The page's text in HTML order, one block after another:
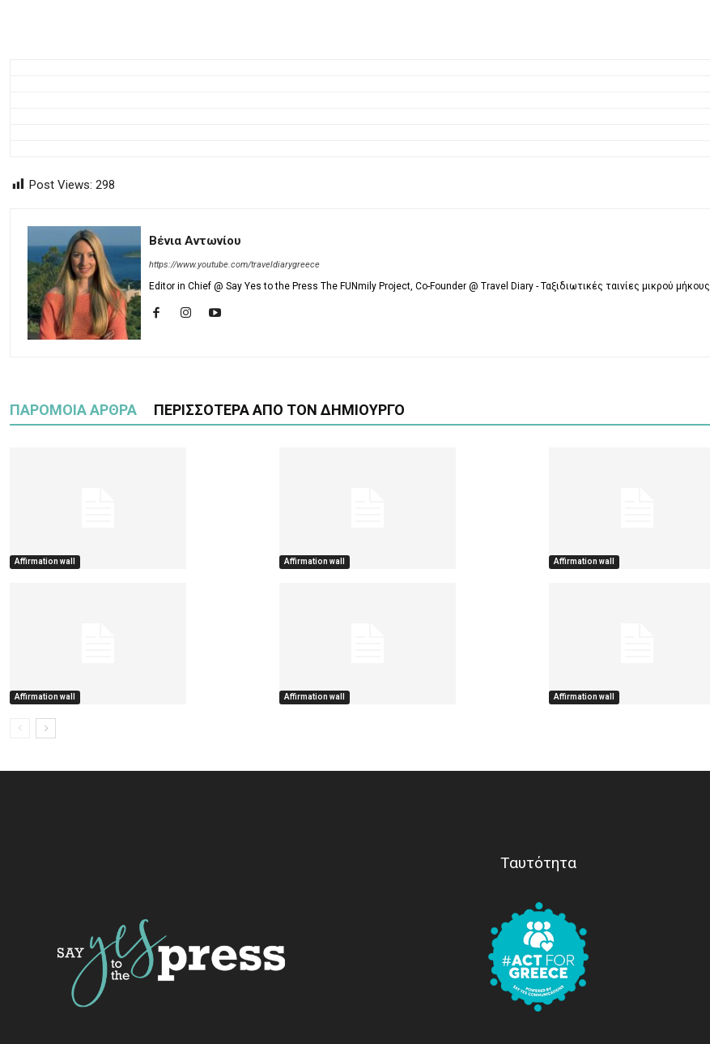
Post Views: 298
Βένια Αντωνίου
https://www.youtube.com/traveldiarygreece
Editor in Chief @ Say Yes to the Press The FUNmily Project, Co-Founder @ Travel Diary - Ταξιδιωτικές ταινίες μικρού μήκους
ΠΑΡΟΜΟΙΑ ΑΡΘΡΑ ΠΕΡΙΣΣΟΤΕΡΑ ΑΠΟ ΤΟΝ ΔΗΜΙΟΥΡΓΟ
Affirmation wall Affirmation wall Affirmation wall
Affirmation wall Affirmation wall Affirmation wall
Ταυτότητα